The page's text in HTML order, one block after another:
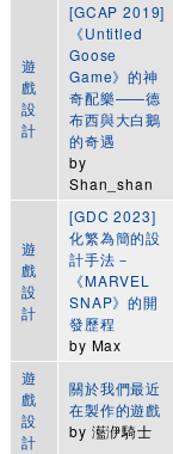
遊
戲
設
計
[GCAP 2019]
《Untitled
Goose
Game》的神
奇配樂——德
布西與大白鵝
的奇遇
by
Shan_shan
遊
戲
設
計
[GDC 2023]
化繁為簡的設
計手法－
《MARVEL
SNAP》的開
發歷程
by Max
遊
戲
設
計
關於我們最近
在製作的遊戲
by 灆洢騎士